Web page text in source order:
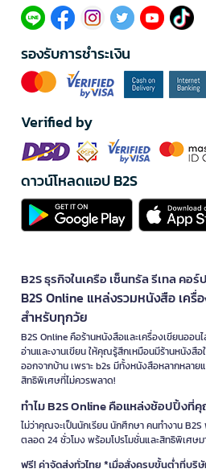
รองรับการชำระเงิน
Verified by
ดาวน์โหลดแอป B2S
B2S ธุรกิจในเครือ เซ็นทรัล รีเทล คอ
B2S Online แหล่งรวมหนังสือ เครื่
สำหรับทุกวัย
B2S Online คือร้านหนังสือและเครื่องเขียนออ
อ่านและงานเขียน ให้คุณรู้สึกเหมือนมีร้านหนังสื
ออกจากบ้าน เพราะ b2s มีทั้งหนังสือหลากหลา
สิทธิพิเศษที่ไม่ควรพลาด!
ทำไม B2S Online คือแหล่งช้อปปิ้งที่
ไม่ว่าคุณจะเป็นนักเรียน นักศึกษา คนทำงาน
ตลอด 24 ชั่วโมง พร้อมโปรโมชั่นและสิทธิพิเศษม
ฟรี! ค่าจัดส่งทั่วไทย *เมื่อสั่งครบขั้นต่ำที่บริ